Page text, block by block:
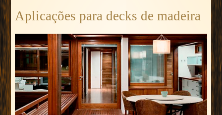
Aplicações para decks de madeira